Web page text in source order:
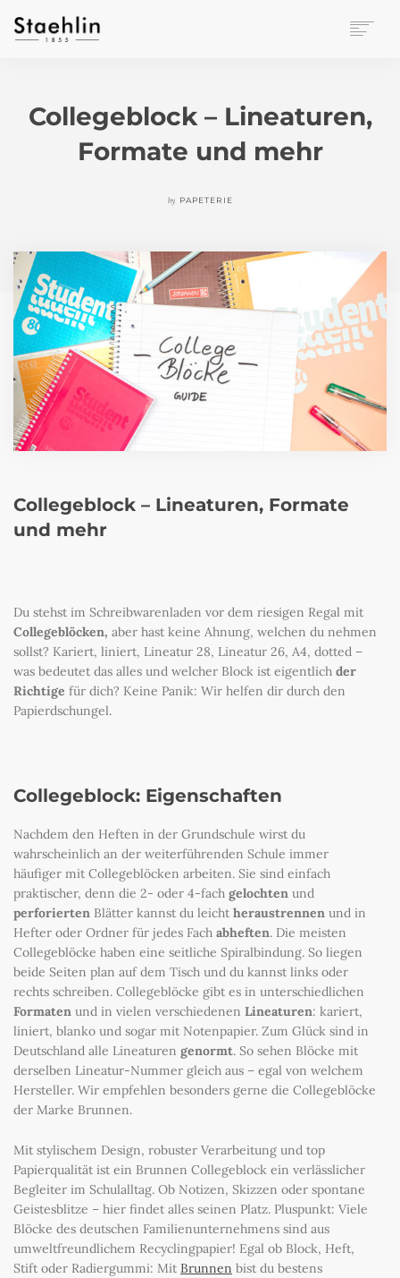
BÜROWELT
Collegeblock – Lineaturen,
Formate und mehr
by PAPETERIE
Collegeblock – Lineaturen, Formate
und mehr
Du stehst im Schreibwarenladen vor dem riesigen Regal mit
Collegeblöcken, aber hast keine Ahnung, welchen du nehmen
sollst? Kariert, liniert, Lineatur 28, Lineatur 26, A4, dotted –
was bedeutet das alles und welcher Block ist eigentlich der
Richtige für dich? Keine Panik: Wir helfen dir durch den
Papierdschungel.
Collegeblock: Eigenschaften
Nachdem den Heften in der Grundschule wirst du
wahrscheinlich an der weiterführenden Schule immer
häufiger mit Collegeblöcken arbeiten. Sie sind einfach
praktischer, denn die 2- oder 4-fach gelochten und
perforierten Blätter kannst du leicht heraustrennen und in
Hefter oder Ordner für jedes Fach abheften. Die meisten
Collegeblöcke haben eine seitliche Spiralbindung. So liegen
beide Seiten plan auf dem Tisch und du kannst links oder
rechts schreiben. Collegeblöcke gibt es in unterschiedlichen
Formaten und in vielen verschiedenen Lineaturen: kariert,
liniert, blanko und sogar mit Notenpapier. Zum Glück sind in
Deutschland alle Lineaturen genormt. So sehen Blöcke mit
derselben Lineatur-Nummer gleich aus – egal von welchem
Hersteller. Wir empfehlen besonders gerne die Collegeblöcke
der Marke Brunnen.
Mit stylischem Design, robuster Verarbeitung und top
Papierqualität ist ein Brunnen Collegeblock ein verlässlicher
Begleiter im Schulalltag. Ob Notizen, Skizzen oder spontane
Geistesblitze – hier findet alles seinen Platz. Pluspunkt: Viele
Blöcke des deutschen Familienunternehmens sind aus
umweltfreundlichem Recyclingpapier! Egal ob Block, Heft,
Stift oder Radiergummi: Mit Brunnen bist du bestens